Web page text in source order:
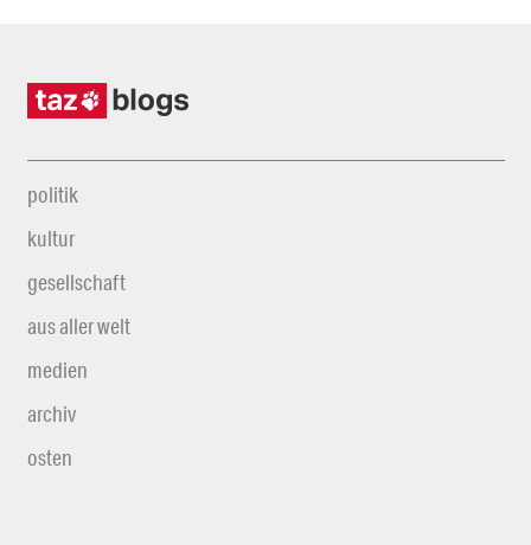
politik
kultur
gesellschaft
aus aller welt
medien
archiv
osten